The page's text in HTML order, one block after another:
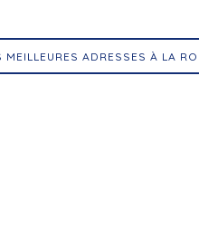
MEILLEURES ADRESSES À LA